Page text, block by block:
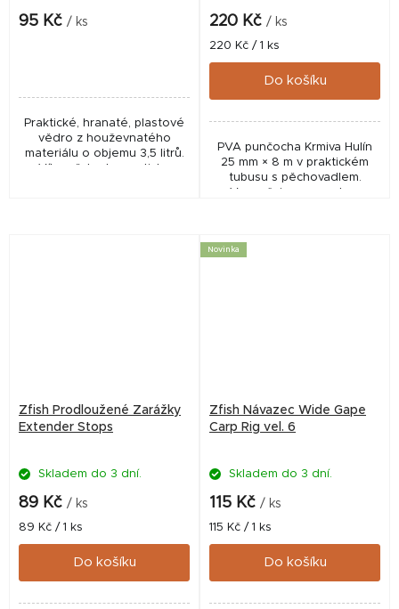
95 Kč / ks
Praktické, hranaté, plastové
vědro z houževnatého
materiálu o objemu 3,5 litrů.
220 Kč / ks
Měrná
cena:
220 Kč / 1 ks
Do košíku
PVA punčocha Krmiva Hulín
25 mm × 8 m v praktickém
tubusu s pěchovadlem.
Zfish Prodloužené Zarážky
Extender Stops
Skladem do 3 dní.
89 Kč / ks
Měrná
cena:
89 Kč / 1 ks
Do košíku
Novinka
Zfish Návazec Wide Gape
Carp Rig vel. 6
Skladem do 3 dní.
115 Kč / ks
Měrná
cena:
115 Kč / 1 ks
Do košíku